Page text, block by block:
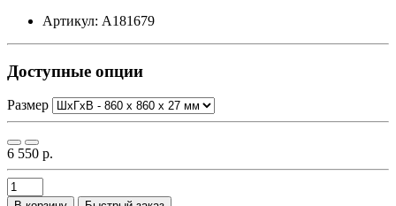
Артикул: А181679
Доступные опции
Размер
6 550 р.